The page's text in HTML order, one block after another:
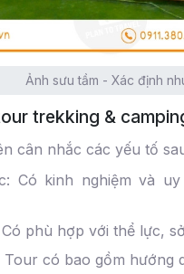
Ảnh sưu tầm - Xác định
trekking &
cân nhắc các yếu tố
Có kinh nghiệm và
phù hợp với thể lực,
Tour có bao gồm hướng